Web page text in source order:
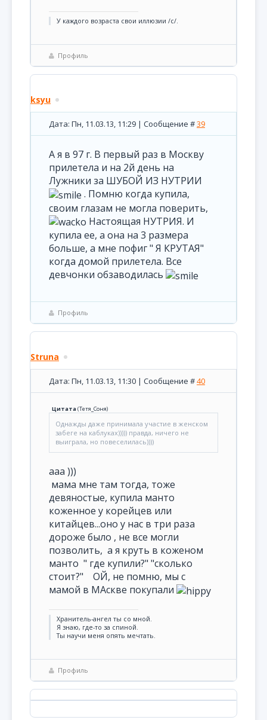
У каждого возраста свои иллюзии /с/.
Профиль
ksyu
Дата: Пн, 11.03.13, 11:29 | Сообщение #39
А я в 97 г. В первый раз в Москву
прилетела и на 2й день на
Лужники за ШУБОЙ ИЗ НУТРИИ
. Помню когда купила,
своим глазам не могла поверить,
Настоящая НУТРИЯ. И
купила ее, а она на 3 размера
больше, а мне пофиг " Я КРУТАЯ"
когда домой прилетела. Все
девчонки обзаводилась
Профиль
Struna
Дата: Пн, 11.03.13, 11:30 | Сообщение #40
Цитата(Тетя_Соня)
Однажды даже принимала участие в женском
забеге на каблуках))))) правда, ничего не
выиграла, но повеселилась))))
ааа )))
мама мне там тогда, тоже
девяностые, купила манто
коженное у корейцев или
китайцев...оно у нас в три раза
дороже было , не все могли
позволить, а я круть в коженом
манто " где купили?" "сколько
стоит?" ОЙ, не помню, мы с
мамой в МАскве покупали
Хранитель-ангел ты со мной.
Я знаю, где-то за спиной.
Ты научи меня опять мечтать.
Профиль